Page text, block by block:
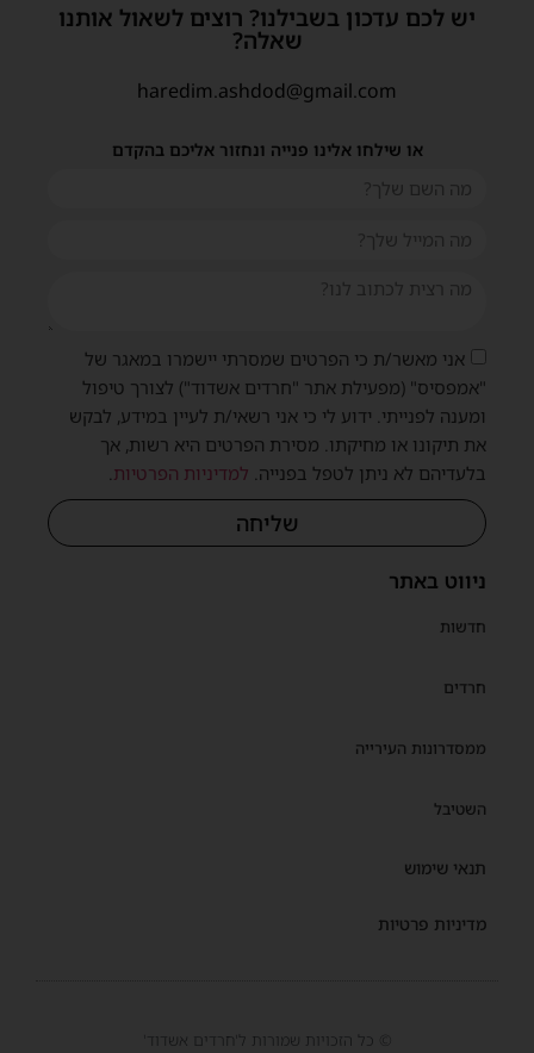
ניווט באתר
חדשות
חרדים
ממסדרונות העירייה
השטיבל
תנאי שימוש
מדיניות פרטיות
יש לכם עדכון בשבילנו? רוצים לשאול אותנו
שאלה?
haredim.ashdod@gmail.com
או שילחו אלינו פנייה ונחזור אליכם בהקדם
אני מאשר/ת כי הפרטים שמסרתי יישמרו במאגר של
"אמפסיס" (מפעילת אתר "חרדים אשדוד") לצורך טיפול
ומענה לפנייתי. ידוע לי כי אני רשאי/ת לעיין במידע, לבקש
את תיקונו או מחיקתו. מסירת הפרטים היא רשות, אך
בלעדיהם לא ניתן לטפל בפנייה.למדיניות הפרטיות.
שליחה
© כל הזכויות שמורות ל'חרדים אשדוד'